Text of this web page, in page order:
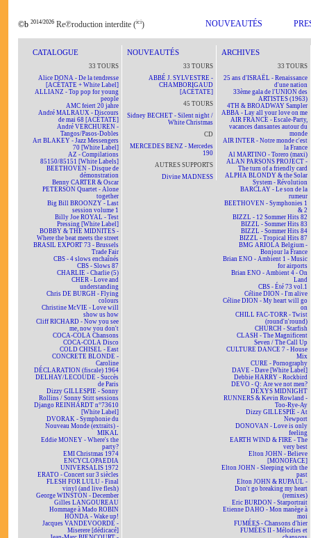
©b 2014/2026 Re℗roduction interdite (ici) NOUVEAUTÉS
CATALOGUE
33 TOURS
Alice DONA - De la tendresse
[ACÉTATE + White Label]
ALLIANZ - Top pop for young
people
AMC feiert 20 jahre
André MALRAUX - Discours
de mai 68 [ACÉTATE]
André VERCHUREN -
Tangos/Pasos-Dobles
Art BLAKEY - Jazz Messengers
70 [White Label]
AZ - Compilations
85150/85151 [White Labels]
BEETHOVEN - Disque de
démonstration
Benny CARTER & Oscar
PETERSON Quartet - Alone
together
Big Bill BROONZY - Last
session volume 1
Billy Joe ROYAL - Test
Pressing [White Label]
BOBBY & THE MIDNITES -
Where the beat meets the street
BRASIL EXPORT 73 - Brussels
Trade Fair
CBS - 4 slows enchaînés
CBS - Slows 87
CHARLIE - Charlie (5)
CHER - Love and
understanding
Chris DE BURGH - Flying
colours
Christine McVIE - Love will
show us how
Cliff RICHARD - Now you see
me, now you don't
COCA-COLA Chansons
COCA-COLA Disco
COLD CHISEL - East
CONCRETE BLONDE -
Caroline
DÉCLARATION (fiscale) 1964
DELHAY/LECOUDE - Succès
de Paris
Dizzy GILLESPIE - Sonny
Rollins / Sonny Stitt sessions
Django REINHARDT n°73610
[White Label]
DVORAK - Symphonie du
Nouveau Monde (extraits) -
MIKAL
Eddie MONEY - Where's the
party?
EMI Christmas 1974
ENCYCLOPAEDIA
UNIVERSALIS 1972
ERATO - Concert sur 3 siècles
FLESH FOR LULU - Final
vinyl (and live flesh)
George WINSTON - December
Gilles LANGOUREAU
Hommage à Mado ROBIN
HONDA - Wake up!
Jacques VANDEVOORDE -
Miserere [dédicacé]
NOUVEAUTÉS
33 TOURS
ABBÉ J. SYLVESTRE -
CHAMBORIGAUD
[ACÉTATE]
45 TOURS
Sidney BECHET - Silent night /
White Christmas
CD
MERCEDES BENZ - Mercedes
190
AUTRES SUPPORTS
Divine MADNESS
ARCHIVES
33 TOURS
25 ans d'ISRAËL - Renaissance
d'une nation
33ème gala de l'UNION des
ARTISTES (1963)
4TH & BROADWAY Sampler
ABBA - Lay all your love on me
AIR FRANCE - Escale-Party,
vacances dansantes autour du
monde
AIR INTER - Notre monde c'est
la France
Al MARTINO - Torero (maxi)
ALAN PARSONS PROJECT -
The turn of a friendly card
ALPHA BLONDY & the Solar
System - Révolution
BARCLAY - Le son de la
rumeur
BEETHOVEN - Symphonies 1
& 2
BIZZL - 12 Sommer Hits 82
BIZZL - Sommer Hits 83
BIZZL - Sommer Hits 84
BIZZL - Tropical Hits 87
BMG ARIOLA Belgium -
Bonjour la France
Brian ENO - Ambient 1 - Music
for airports
Brian ENO - Ambient 4 - On
Land
CBS - Été 73 vol.1
Céline DION - I'm alive
Céline DION - My heart will go
on
CHILL FAC-TORR - Twist
(round'n'round)
CHURCH - Starfish
CLASH - The Magnificent
Seven / The Call Up
CULTURE DANCE 7 - House
Mix
CURE - Pornography
DAVE - Dave [White Label]
Debbie HARRY - Rockbird
DEVO - Q: Are we not men?
DEXYS MIDNIGHT
RUNNERS & Kevin Rowland -
Too-Rye-Ay
Dizzy GILLESPIE - At
Newport
DONOVAN - Love is only
feeling
EARTH WIND & FIRE - The
very best
Elton JOHN - Believe
[MONOFACE]
Elton JOHN - Sleeping with the
past
Elton JOHN & RUPAUL -
Don't go breaking my heart
(remixes)
Eric BURDON - Starportrait
Etienne DAHO - Mon manège à
moi
FUMÉES - Chansons d'hier
FUMÉES II - Mélodies et